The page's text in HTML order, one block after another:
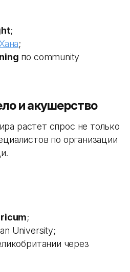
;
;
по community
и акушерство
растет спрос не только
по организации
;
University;
через